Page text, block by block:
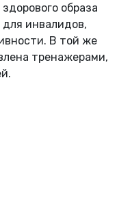
образа
инвалидов,
В той же
тренажерами,